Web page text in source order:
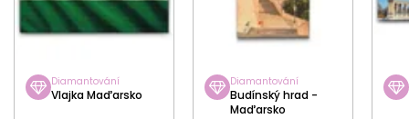
Diamantování
Vlajka Maďarsko
Diamantování
Budínský hrad -
Maďarsko